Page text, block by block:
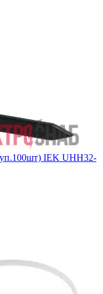
IEK UHH32-